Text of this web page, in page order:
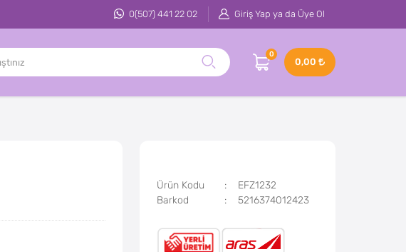
0(507) 441 22 02 Giriş Yap ya da Üye Ol
0
0,00
Ürün Kodu
EFZ1232
Barkod
5216374012423